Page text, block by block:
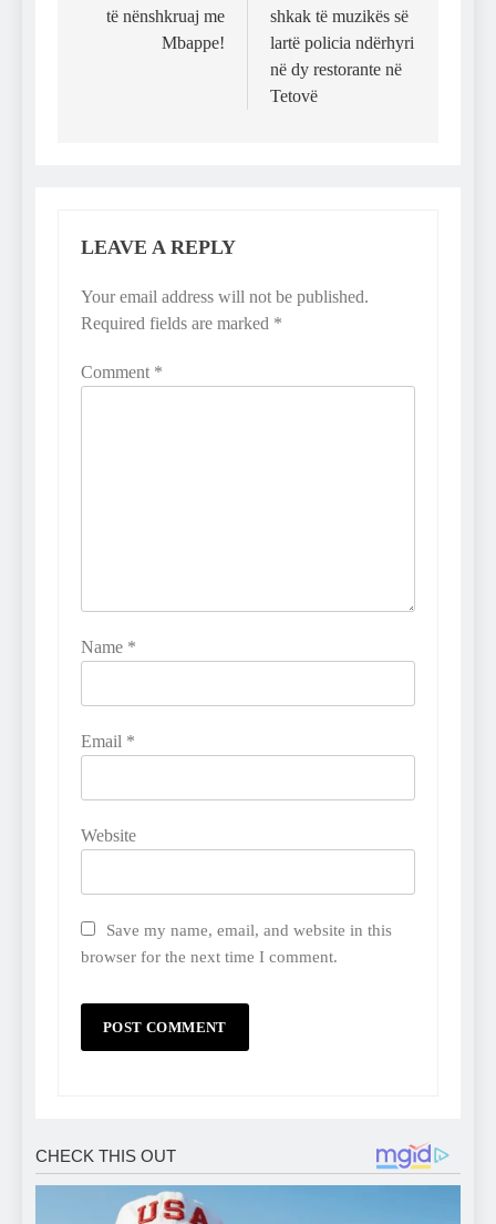
të nënshkruaj me
Mbappe!
shkak të muzikës së
lartë policia ndërhyri
në dy restorante në
Tetovë
LEAVE A REPLY
Your email address will not be published.
Required fields are marked *
Comment *
Name *
Email *
Website
Save my name, email, and website in this
browser for the next time I comment.